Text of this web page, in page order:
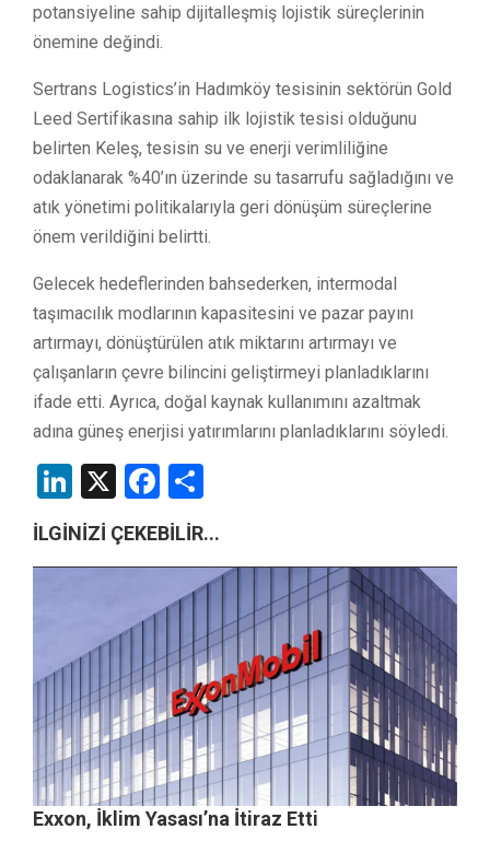
potansiyeline sahip dijitalleşmiş lojistik süreçlerinin
önemine değindi.
Sertrans Logistics’in Hadımköy tesisinin sektörün Gold
Leed Sertifikasına sahip ilk lojistik tesisi olduğunu
belirten Keleş, tesisin su ve enerji verimliliğine
odaklanarak %40’ın üzerinde su tasarrufu sağladığını ve
atık yönetimi politikalarıyla geri dönüşüm süreçlerine
önem verildiğini belirtti.
Gelecek hedeflerinden bahsederken, intermodal
taşımacılık modlarının kapasitesini ve pazar payını
artırmayı, dönüştürülen atık miktarını artırmayı ve
çalışanların çevre bilincini geliştirmeyi planladıklarını
ifade etti. Ayrıca, doğal kaynak kullanımını azaltmak
adına güneş enerjisi yatırımlarını planladıklarını söyledi.
LinkedIn
X Facebook
İLGİNİZİ ÇEKEBİLİR...
Exxon, İklim Yasası’na İtiraz Etti